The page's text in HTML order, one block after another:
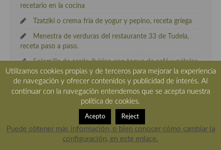
recetario en la cocina
Tzatziki o crema fría de yogur y pepino, receta griega
Menestra de verduras del restaurante 33 de Tudela,
receta paso a paso.
Solomillo de cerdo ibérico con toque de café y pétalos
rosas
A el rincón de cocinar
Utilizamos cookies propias y de terceros para mejorar la experiencia
de navegación y ofrecer contenidos y publicidad de interés. Al
continuar con la navegación entendemos que se acepta nuestra
política de cookies.
Acepto Reject
Puede obtener más información, o bien conocer cómo cambiar la
configuración, en este enlace.